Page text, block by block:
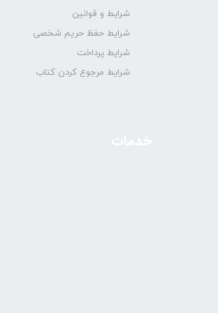
شرایط و قوانین
شرایط حفظ حریم شخصی
شرایط پرداخت
شرایط مرجوع کردن کتاب